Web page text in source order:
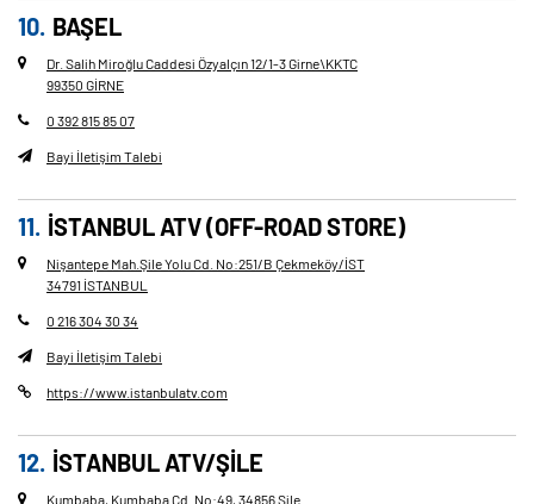
BAŞEL
Dr. Salih Miroğlu Caddesi Özyalçın 12/1-3 Girne\KKTC
99350 GİRNE
0 392 815 85 07
Bayi İletişim Talebi
İSTANBUL ATV (OFF-ROAD STORE)
Nişantepe Mah.Şile Yolu Cd. No:251/B Çekmeköy/İST
34791 İSTANBUL
0 216 304 30 34
Bayi İletişim Talebi
https://www.istanbulatv.com
İSTANBUL ATV/ŞİLE
Kumbaba, Kumbaba Cd. No:49, 34856 Şile